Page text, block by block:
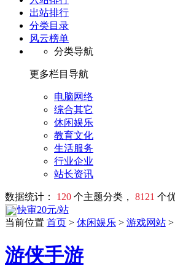
出站排行
分类目录
风云榜单
分类导航
更多栏目导航
电脑网络
综合其它
休闲娱乐
教育文化
生活服务
行业企业
站长资讯
数据统计： 120 个主题分类， 8121 个
快审20元/站
当前位置 首页 > 休闲娱乐 > 游戏网站
游侠手游